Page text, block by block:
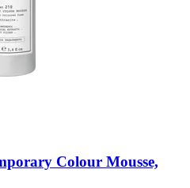
Colour Mousse,